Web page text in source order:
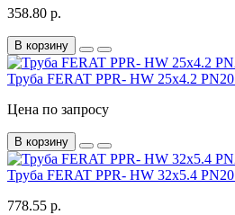
358.80 р.
В корзину
Труба FERAT PPR- HW 25х4.2
Цена по запросу
В корзину
Труба FERAT PPR- HW 32х5.4
778.55 р.